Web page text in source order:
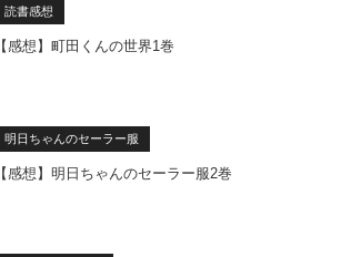
読書感想
【感想】町田くんの世界1巻
明日ちゃんのセーラー服
【感想】明日ちゃんのセーラー服2巻